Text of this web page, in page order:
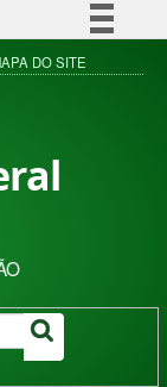
informação
DO SITE